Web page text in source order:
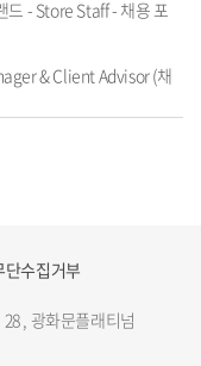
- Store Staff - 채용 포
& Client Advisor (채
단수집거부
, 광화문플래티넘